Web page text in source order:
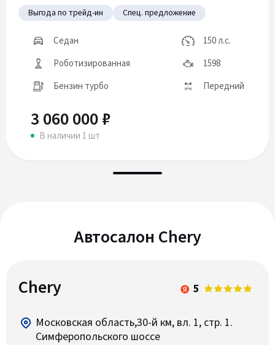
Выгода по трейд-ин Спец. предложение
Седан
150 л.с.
Роботизированная
1598
Бензин турбо
Передний
3 060 000 ₽
В наличии 1 шт
Автосалон Chery
Chery 5
Московская область,30-й км, вл. 1, стр. 1.
Симферопольского шоссе